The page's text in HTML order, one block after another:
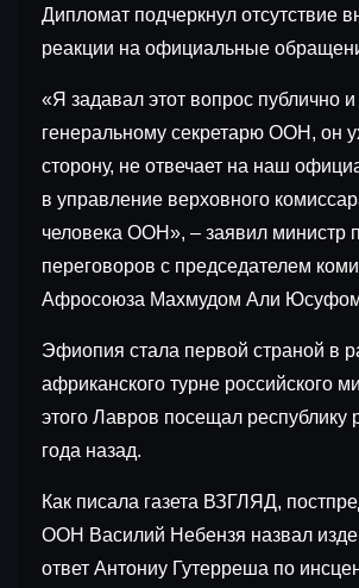
Дипломат подчеркнул отсутствие
реакции на официальные
«Я задавал этот вопрос публично
генеральному секретарю ООН, он
сторону, не отвечает на наш
в управление верховного
человека ООН», – заявил министр
переговоров с председателем
Афросоюза Махмудом Али
Эфиопия стала первой страной в
африканского турне российского
этого Лавров посещал республику
года назад.
Как писала газета ВЗГЛЯД,
ООН Василий Небензя назвал
ответ Антониу Гутерреша по